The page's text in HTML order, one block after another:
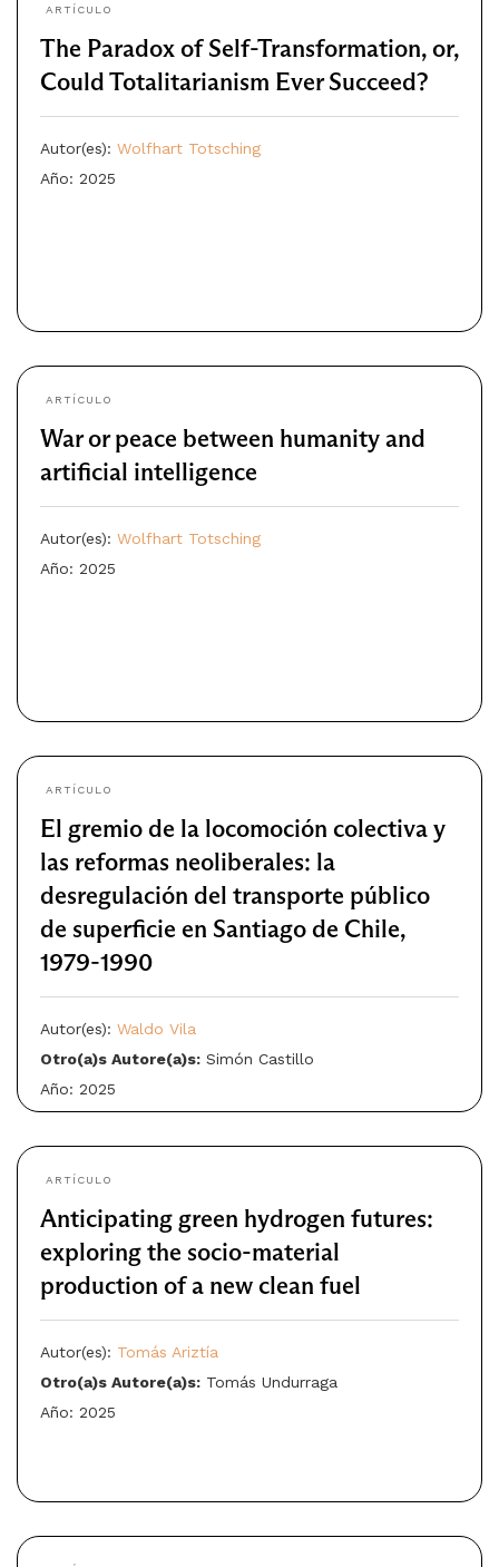
ARTÍCULO
The Paradox of Self-Transformation, or,
Could Totalitarianism Ever Succeed?
Autor(es): Wolfhart Totsching
Año: 2025
ARTÍCULO
War or peace between humanity and
artificial intelligence
Autor(es): Wolfhart Totsching
Año: 2025
ARTÍCULO
El gremio de la locomoción colectiva y
las reformas neoliberales: la
desregulación del transporte público
de superficie en Santiago de Chile,
1979-1990
Autor(es): Waldo Vila
Otro(a)s Autore(a)s: Simón Castillo
Año: 2025
ARTÍCULO
Anticipating green hydrogen futures:
exploring the socio-material
production of a new clean fuel
Autor(es): Tomás Ariztía
Otro(a)s Autore(a)s: Tomás Undurraga
Año: 2025